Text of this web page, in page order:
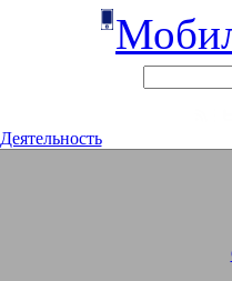
Деятельность